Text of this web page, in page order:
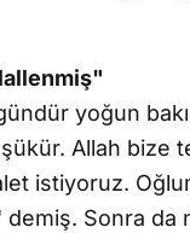
yoğun
Allah bize
istiyoruz.
demiş. Sonra